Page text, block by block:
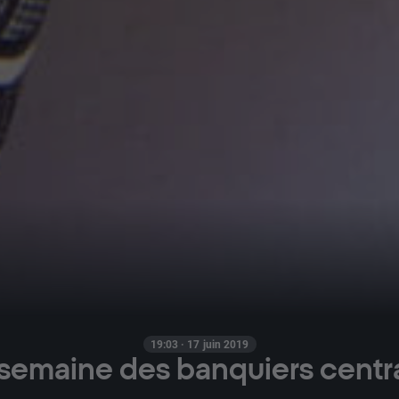
19:03 · 17 juin 2019
des banquiers